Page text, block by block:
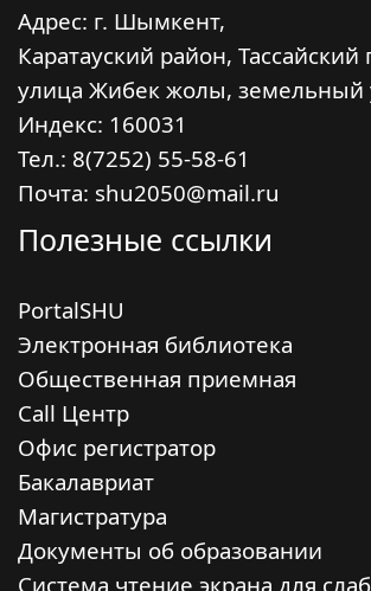
Адрес: г. Шымкент,
Каратауский район,
улица Жибек жолы, земельный
Индекс: 160031
Тел.: 8(7252) 55-58-61
Почта: shu2050@mail.ru
Полезные ссылки
PortalSHU
Электронная библиотека
Общественная приемная
Call Центр
Офис регистратор
Бакалавриат
Магистратура
Документы об образовании
Система чтение экрана для